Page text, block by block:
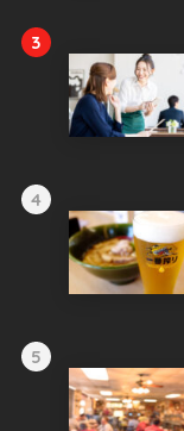
3
4
5